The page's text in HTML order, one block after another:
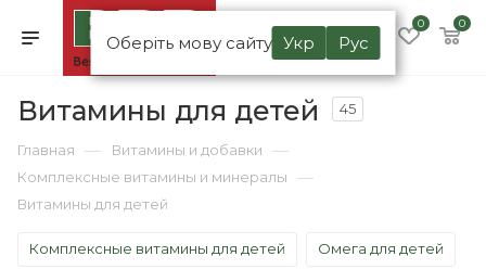
Оберіть мову сайту Укр Рус
0 0
Витамины для детей 45
Главная — Витамины и добавки —
Комплексные витамины и минералы —
Витамины для детей
Комплексные витамины для детей Омега для детей